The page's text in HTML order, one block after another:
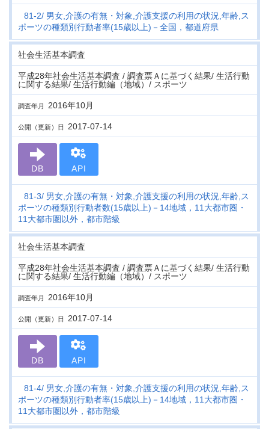
81-2
男女,介護の有無・対象,介護支援の利用の状況,年齢,ス
ポーツの種類別行動者率(15歳以上)－全国，都道府県
社会生活基本調査
平成28年社会生活基本調査 / 調査票Ａに基づく結果/ 生活行動
に関する結果/ 生活行動編（地域）/ スポーツ
調査年月 2016年10月
公開（更新）日 2017-07-14
DB API
81-3
男女,介護の有無・対象,介護支援の利用の状況,年齢,ス
ポーツの種類別行動者数(15歳以上)－14地域，11大都市圏・
11大都市圏以外，都市階級
社会生活基本調査
平成28年社会生活基本調査 / 調査票Ａに基づく結果/ 生活行動
に関する結果/ 生活行動編（地域）/ スポーツ
調査年月 2016年10月
公開（更新）日 2017-07-14
DB API
81-4 男女,介護の有無・対象,介護支援の利用の状況,年齢,ス
ポーツの種類別行動者率(15歳以上)－14地域，11大都市圏・
11大都市圏以外，都市階級